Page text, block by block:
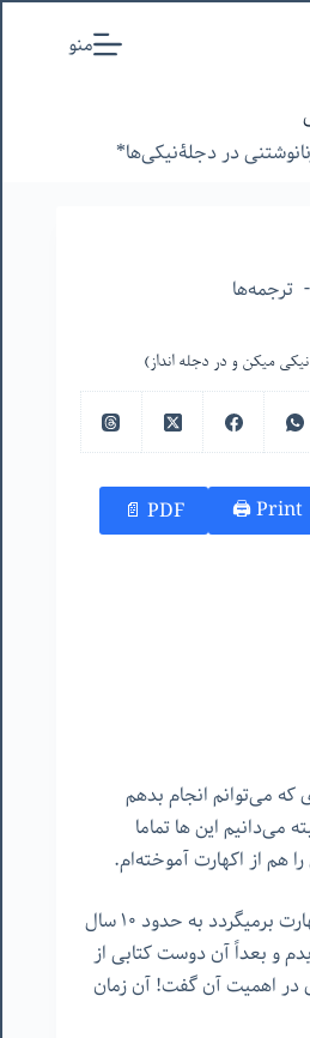
منو
در‌ دجلۀنیکی‌ها*
ترجمه‌ها
میکن و در دجله انداز)
Print 🖨
PDF 📄
می‌توانم انجام بدهم
می‌دانیم این ها تماما
هم از اکهارت آموخته‌ام.
اما داستان آشنایی من با اکهارت برمیگردد به حدود ١٠ سال
و بعداً آن دوست کتابی از
در اهمیت آن گفت! آن زمان